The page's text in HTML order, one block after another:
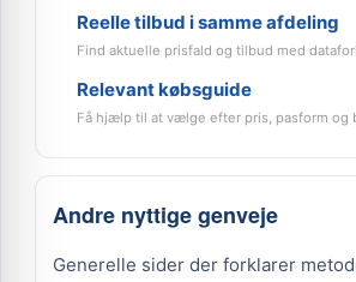
Reelle tilbud i samme afdeling
Find aktuelle prisfald og tilbud med
Relevant købsguide
Få hjælp til at vælge efter pris, pasform og
Andre nyttige genveje
Generelle sider der forklarer